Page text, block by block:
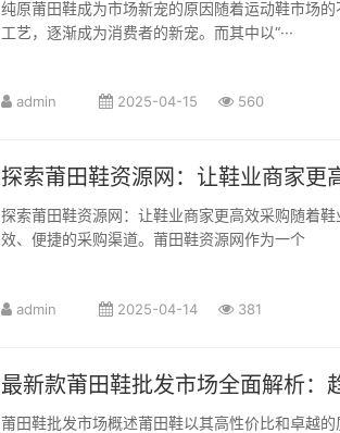
纯原莆田鞋成为市场新宠的原因随着运动鞋市场
工艺，逐渐成为消费者的新宠。而其中以“···
admin 2025-04-15 560
探索莆田鞋资源网：让鞋业商家更
探索莆田鞋资源网：让鞋业商家更高效采购随着
效、便捷的采购渠道。莆田鞋资源网作为一个
admin 2025-04-14 381
最新款莆田鞋批发市场全面解析：
莆田鞋批发市场概述莆田鞋以其高性价比和卓越